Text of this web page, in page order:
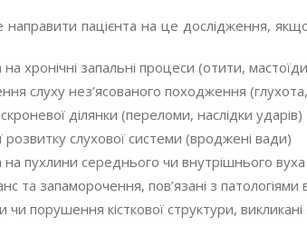
направити пацієнта на це дослідження,
на хронічні запальні процеси (отити,
слуху нез’ясованого походження
ділянки (переломи, наслідки ударів)
розвитку слухової системи (вроджені вади)
на пухлини середнього чи внутрішнього вуха
та запаморочення, пов’язані з
чи порушення кісткової структури,